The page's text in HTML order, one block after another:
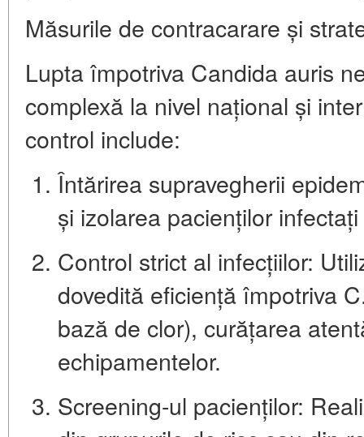
Măsurile de contracarare și
Lupta împotriva Candida auris
complexă la nivel național și
control include:
Întărirea supravegherii
și izolarea pacienților
Control strict al infecțiilor:
dovedită eficiență împotriva
bază de clor), curățarea
echipamentelor.
Screening-ul pacienților: